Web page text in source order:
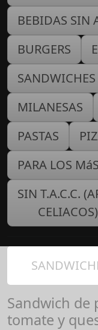
BEBIDAS SIN
BURGERS
SANDWICHES
MILANESAS
PASTAS
PARA LOS
SIN T.A.C.C.
CELIACOS)
Sandwich de
tomate y